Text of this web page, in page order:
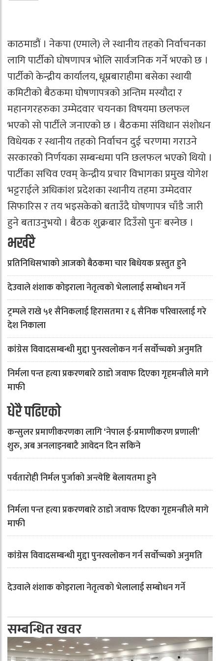
काठमाडौं । नेकपा (एमाले) ले स्थानीय तहको निर्वाचनका
लागि पार्टीको घोषणापत्र भोलि सार्वजनिक गर्ने भएको छ ।
पार्टीको केन्द्रीय कार्यालय, धूम्रबाराहीमा बसेका स्थायी
कमिटीको बैठकमा घोषणापत्रको अन्तिम मस्यौदा र
महानगरहरुका उम्मेदवार चयनका विषयमा छलफल
भएको सो पार्टीले जनाएको छ । बैठकमा संविधान संशोधन
विधेयक र स्थानीय तहको निर्वाचन दुई चरणमा गराउने
सरकारको निर्णयका सम्बन्धमा पनि छलफल भएको थियो ।
पार्टीका सचिव एवम् केन्द्रीय प्रचार विभागका प्रमुख योगेश
भट्टराईले अधिकांश प्रदेशका स्थानीय तहमा उम्मेदवार
सिफारिस र तय भइसकेको बताउँदै घोषणापत्र चाँडै जारी
हुने बताउनुभयो । बैठक शुक्रबार दिउँसो पुनः बस्नेछ ।
भर्खरै
प्रतिनिधिसभाको आजको बैठकमा चार बिधेयक प्रस्तुत हुने
देउवाले शंशाक कोइराला नेतृत्वको भेलालाई सम्बोधन गर्ने
ट्रम्पले राखे ५१ सैनिकलाई हिरासतमा र ६ सैनिक परिवारलाई गरे
देश निकाला
कांग्रेस विवादसम्बन्धी मुद्दा पुनरवलोकन गर्न सर्वोच्चको अनुमति
निर्मला पन्त हत्या प्रकरणबारे ठाडो जवाफ दिएका गृहमन्त्रीले मागे
माफी
धेरै पढिएको
कन्सुलर प्रमाणीकरणका लागि ‘नेपाल ई-प्रमाणीकरण प्रणाली’
शुरु, अब अनलाइनबाटै आवेदन दिन सकिने
पर्वतारोही निर्मल पुर्जाको अन्त्येष्टि बेलायतमा हुने
निर्मला पन्त हत्या प्रकरणबारे ठाडो जवाफ दिएका गृहमन्त्रीले मागे
माफी
कांग्रेस विवादसम्बन्धी मुद्दा पुनरवलोकन गर्न सर्वोच्चको अनुमति
देउवाले शंशाक कोइराला नेतृत्वको भेलालाई सम्बोधन गर्ने
सम्बन्धित खवर